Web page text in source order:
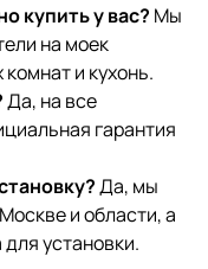
купить у вас? Мы
на моек
и кухонь.
Да, на все
гарантия
Да, мы
и области, а
установки.